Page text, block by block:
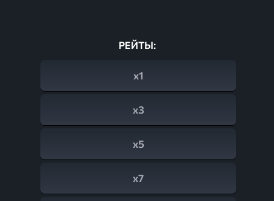
РЕЙТЫ:
x1
x3
x5
x7